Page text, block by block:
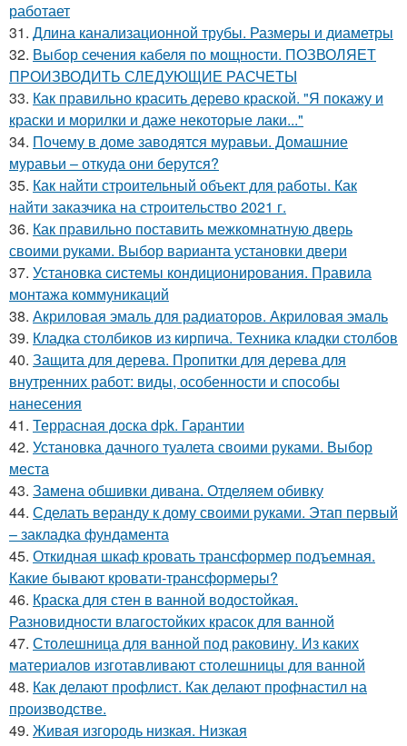
работает
31. Длина канализационной трубы. Размеры и диаметры
32. Выбор сечения кабеля по мощности. ПОЗВОЛЯЕТ
ПРОИЗВОДИТЬ СЛЕДУЮЩИЕ РАСЧЕТЫ
33. Как правильно красить дерево краской. "Я покажу и
краски и морилки и даже некоторые лаки..."
34. Почему в доме заводятся муравьи. Домашние
муравьи – откуда они берутся?
35. Как найти строительный объект для работы. Как
найти заказчика на строительство 2021 г.
36. Как правильно поставить межкомнатную дверь
своими руками. Выбор варианта установки двери
37. Установка системы кондиционирования. Правила
монтажа коммуникаций
38. Акриловая эмаль для радиаторов. Акриловая эмаль
39. Кладка столбиков из кирпича. Техника кладки столбов
40. Защита для дерева. Пропитки для дерева для
внутренних работ: виды, особенности и способы
нанесения
41. Террасная доска dpk. Гарантии
42. Установка дачного туалета своими руками. Выбор
места
43. Замена обшивки дивана. Отделяем обивку
44. Сделать веранду к дому своими руками. Этап первый
– закладка фундамента
45. Откидная шкаф кровать трансформер подъемная.
Какие бывают кровати-трансформеры?
46. Краска для стен в ванной водостойкая.
Разновидности влагостойких красок для ванной
47. Столешница для ванной под раковину. Из каких
материалов изготавливают столешницы для ванной
48. Как делают профлист. Как делают профнастил на
производстве.
49. Живая изгородь низкая. Низкая